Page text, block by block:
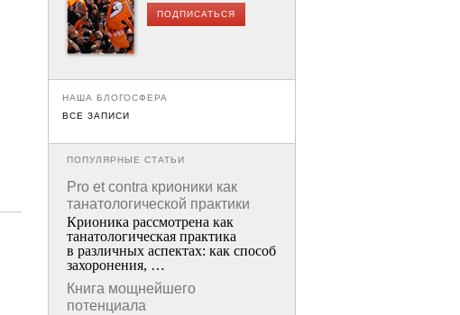
ПОДПИСАТЬСЯ
НАША БЛОГОСФЕРА
ВСЕ ЗАПИСИ
ПОПУЛЯРНЫЕ СТАТЬИ
Pro et contra крионики как
танатологической практики
Крионика рассмотрена как
танатологическая практика
в различных аспектах: как способ
захоронения, …
Книга мощнейшего
потенциала